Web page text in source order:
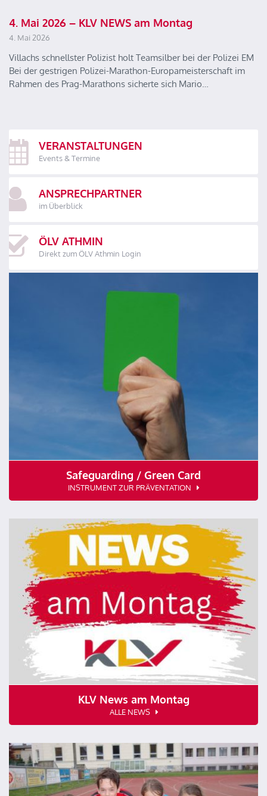
4. Mai 2026 – KLV NEWS am Montag
4. Mai 2026
Villachs schnellster Polizist holt Teamsilber bei der Polizei EM
Bei der gestrigen Polizei-Marathon-Europameisterschaft im
Rahmen des Prag-Marathons sicherte sich Mario…
VERANSTALTUNGEN
Events & Termine
ANSPRECHPARTNER
im Überblick
ÖLV ATHMIN
Direkt zum ÖLV Athmin Login
Safeguarding / Green Card
INSTRUMENT ZUR PRÄVENTATION
KLV News am Montag
ALLE NEWS